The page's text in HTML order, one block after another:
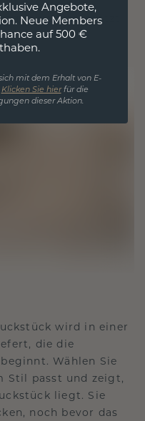
und geschätzt
wird in einer
die die
Wählen Sie
Stil passt und zeigt,
liegt. Sie
noch bevor das
Angebote,
Neue Members
auf 500 €
mit dem Erhalt von E-
Klicken Sie hierfür die
dieser Aktion.